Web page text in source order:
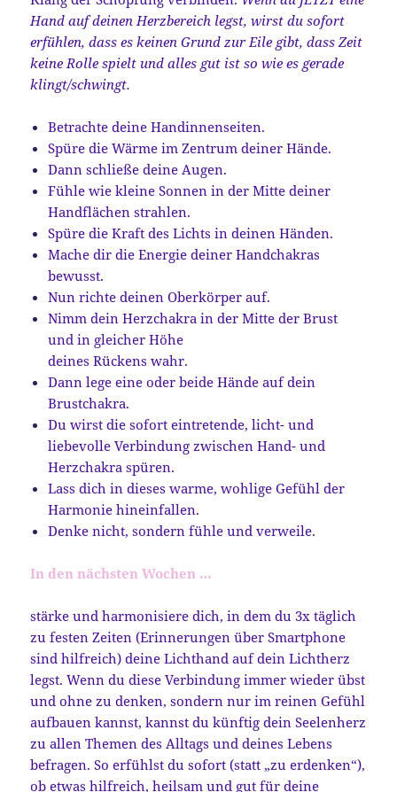
Hand auf deinen Herzbereich legst, wirst du sofort
erfühlen, dass es keinen Grund zur Eile gibt, dass Zeit
keine Rolle spielt und alles gut ist so wie es gerade
klingt/schwingt.
Betrachte deine Handinnenseiten.
Spüre die Wärme im Zentrum deiner Hände.
Dann schließe deine Augen.
Fühle wie kleine Sonnen in der Mitte deiner
Handflächen strahlen.
Spüre die Kraft des Lichts in deinen Händen.
Mache dir die Energie deiner Handchakras
bewusst.
Nun richte deinen Oberkörper auf.
Nimm dein Herzchakra in der Mitte der Brust
und in gleicher Höhe
deines Rückens wahr.
Dann lege eine oder beide Hände auf dein
Brustchakra.
Du wirst die sofort eintretende, licht- und
liebevolle Verbindung zwischen Hand- und
Herzchakra spüren.
Lass dich in dieses warme, wohlige Gefühl der
Harmonie hineinfallen.
Denke nicht, sondern fühle und verweile.
In den nächsten Wochen …
stärke und harmonisiere dich, in dem du 3x täglich
zu festen Zeiten (Erinnerungen über Smartphone
sind hilfreich) deine Lichthand auf dein Lichtherz
legst. Wenn du diese Verbindung immer wieder übst
und ohne zu denken, sondern nur im reinen Gefühl
aufbauen kannst, kannst du künftig dein Seelenherz
zu allen Themen des Alltags und deines Lebens
befragen. So erfühlst du sofort (statt „zu erdenken“),
ob etwas hilfreich, heilsam und gut für deine